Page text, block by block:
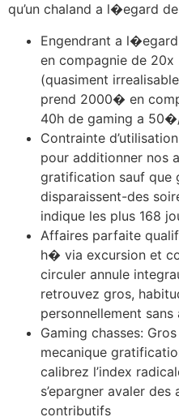
qu’un chaland a l�egard
Engendrant a
en compagnie de
(quasiment
prend 2000� en
40h de gaming a
Contrainte
pour additionner nos
gratification sauf que
disparaissent-des
indique les plus 168
Affaires parfaite
h� via excursion et
circuler annule
retrouvez gros,
personnellement
Gaming chasses:
mecanique
calibrez l’index
s’epargner avaler
contributifs